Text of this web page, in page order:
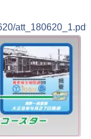
att_180620_1.pdf